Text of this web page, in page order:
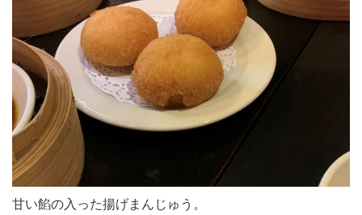
甘い餡の入った揚げまんじゅう。